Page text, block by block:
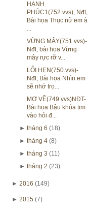
HẠNH
PHÚC1(752.vvs), Nđt,
Bài họa Thục nữ em à
...
VỪNG MÂY(751.vvs)-
Nđt, bài họa Vừng
mây rực rỡ v...
LỖI HẸN(750.vvs)-
Nđt, Bài họa Nhìn em
sẽ nhớ trọ...
MƠ VỀ(749.vvs)NĐT-
Bài họa Bậu khóa tim
vào hỏi đ...
► tháng 6 (18)
► tháng 4 (8)
► tháng 3 (11)
► tháng 2 (23)
► 2016 (149)
► 2015 (7)